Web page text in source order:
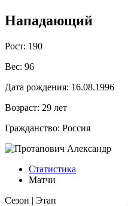
Нападающий
Рост: 190
Вес: 96
Дата рождения: 16.08.1996
Возраст: 29 лет
Гражданство: Россия
Статистика
Матчи
Сезон | Этап